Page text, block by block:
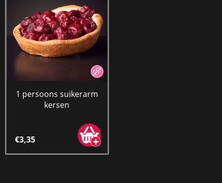
1 persoons suikerarm
kersen
€3,35